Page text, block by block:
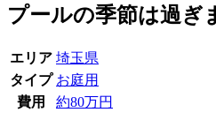
プールの季節は過ぎ
エリア 埼玉県
タイプ お庭用
費用
約80万円